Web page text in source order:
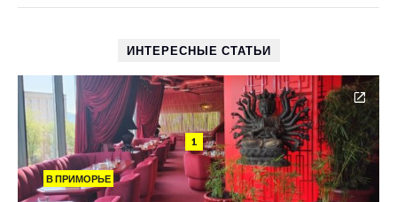
ИНТЕРЕСНЫЕ СТАТЬИ
1
В ПРИМОРЬЕ